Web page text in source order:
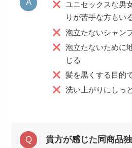
ユニセックスな男
りが苦手な方もい
泡立たないシャン
泡立たないために
じる
髪を黒くする目的
洗い上がりにしっ
貴方が感じた同商品